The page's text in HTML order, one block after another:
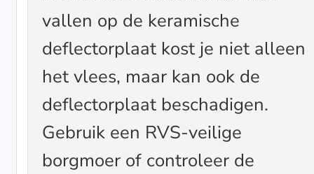
vallen op de keramische
deflectorplaat kost je niet alleen
het vlees, maar kan ook de
deflectorplaat beschadigen.
Gebruik een RVS-veilige
borgmoer of controleer de